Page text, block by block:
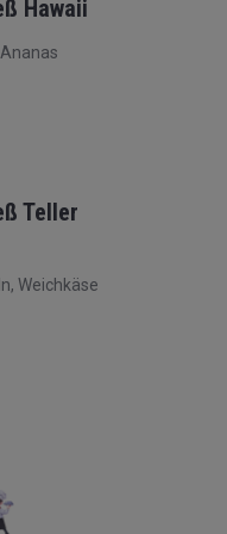
Hawaii
Teller
Weichkäse